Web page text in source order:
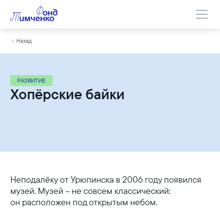
Назад
РАЗВИТИЕ
Хопёрские байки
Неподалёку от Урюпинска в 2006 году появился
музей. Музей – не совсем классический:
он расположен под открытым небом.